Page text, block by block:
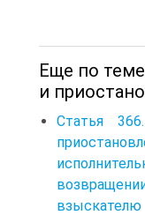
Еще по
и
Статья
взыскателю